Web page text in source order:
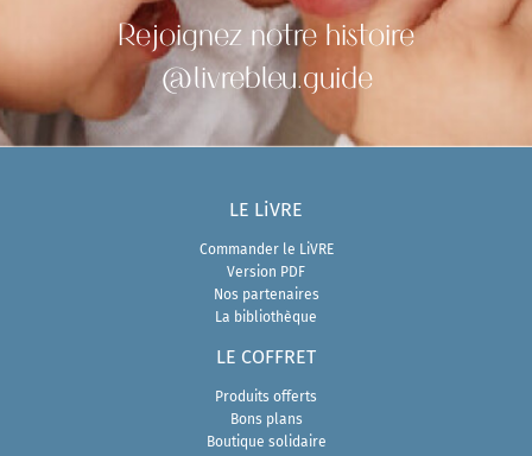
Rejoignez notre histoire
@livrebleu.guide
LE LiVRE
Commander le LiVRE
Version PDF
Nos partenaires
La bibliothèque
LE COFFRET
Produits offerts
Bons plans
Boutique solidaire